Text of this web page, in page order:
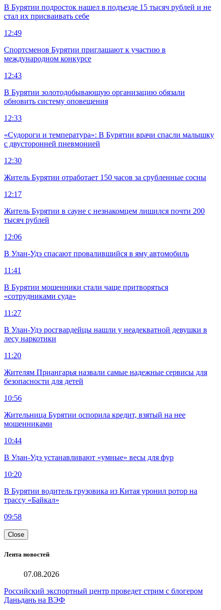
В Бурятии подросток нашел в подъезде 15 тысяч рублей и не
стал их присваивать себе
12:49
Спортсменов Бурятии приглашают к участию в
международном конкурсе
12:43
В Бурятии золотодобывающую организацию обязали
обновить систему оповещения
12:33
«Судороги и температура»: В Бурятии врачи спасли малышку
с двусторонней пневмонией
12:30
Житель Бурятии отработает 150 часов за срубленные сосны
12:17
Житель Бурятии в сауне с незнакомцем лишился почти 200
тысяч рублей
12:06
В Улан-Удэ спасают провалившийся в яму автомобиль
11:41
В Бурятии мошенники стали чаще притворяться
«сотрудниками суда»
11:27
В Улан-Удэ росгвардейцы нашли у неадекватной девушки в
лесу наркотики
11:20
Жителям Приангарья назвали самые надежные сервисы для
безопасности для детей
10:56
Жительница Бурятии оспорила кредит, взятый на нее
мошенниками
10:44
В Улан-Удэ устанавливают «умные» весы для фур
10:20
В Бурятии водитель грузовика из Китая уронил ротор на
трассу «Байкал»
09:58
Close
Лента новостей
07.08.2026
Российский экспортный центр проведет стрим с блогером
Даньдань на ВЭФ